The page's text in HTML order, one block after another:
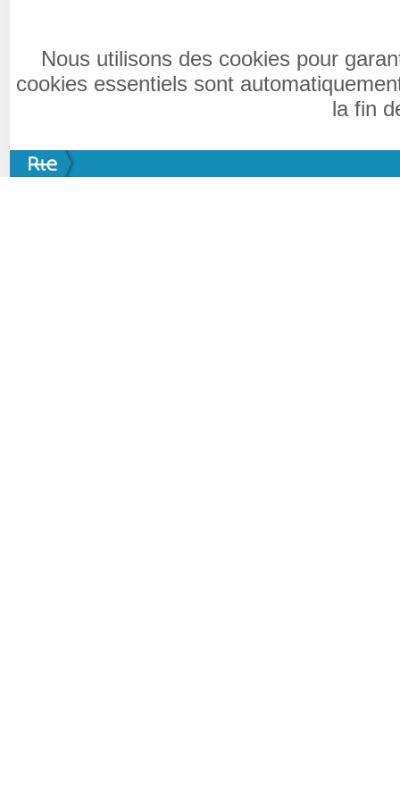
Nous utilisons des cookies pour
cookies essentiels sont
la fin